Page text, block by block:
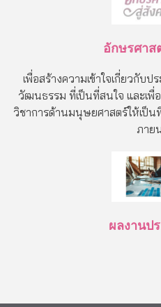
อักษรศา
เพื่อสร้างความเข้าใจเกี่ยวกับ
วัฒนธรรม ที่เป็นที่สนใจ และเ
วิชาการด้านมนุษยศาสตร์ให้เป็
ภาย
ผลงานป